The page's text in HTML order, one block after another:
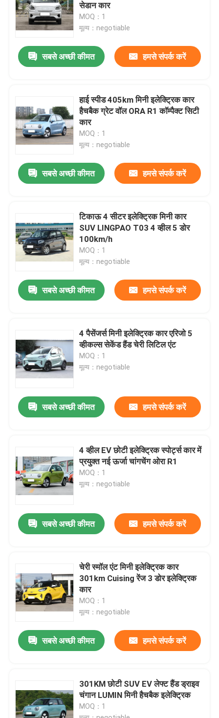
उत्पाद
वीडियो
हमारे बारे में
गुणवत्ता नियंत्रण
समाचार
एक बोली का अनुरोध
सेडान कार
MOQ：1
मूल्य：negotiable
सबसे अच्छी कीमत हमसे संपर्क करें
हाई स्पीड 405km मिनी इलेक्ट्रिक कार
हैचबैक ग्रेट वॉल ORA R1 कॉम्पैक्ट सिटी
कार
MOQ：1
मूल्य：negotiable
सबसे अच्छी कीमत हमसे संपर्क करें
टिकाऊ 4 सीटर इलेक्ट्रिक मिनी कार
SUV LINGPAO T03 4 व्हील 5 डोर
100km/h
MOQ：1
मूल्य：negotiable
सबसे अच्छी कीमत हमसे संपर्क करें
4 पैसेंजर्स मिनी इलेक्ट्रिक कार एरिजो 5
व्हीकल्स सेकेंड हैंड चेरी लिटिल एंट
MOQ：1
मूल्य：negotiable
सबसे अच्छी कीमत हमसे संपर्क करें
4 व्हील EV छोटी इलेक्ट्रिक स्पोर्ट्स कार में
प्रयुक्त नई ऊर्जा चांगचेंग ओरा R1
MOQ：1
मूल्य：negotiable
सबसे अच्छी कीमत हमसे संपर्क करें
चेरी स्मॉल एंट मिनी इलेक्ट्रिक कार
301km Cuising रेंज 3 डोर इलेक्ट्रिक
कार
MOQ：1
मूल्य：negotiable
सबसे अच्छी कीमत हमसे संपर्क करें
301KM छोटी SUV EV लेफ्ट हैंड ड्राइव
चंगान LUMIN मिनी हैचबैक इलेक्ट्रिक
MOQ：1